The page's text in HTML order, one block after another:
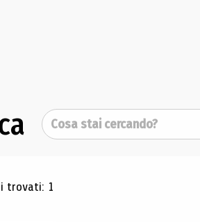
Cerca
di ricerca
trovati: 1